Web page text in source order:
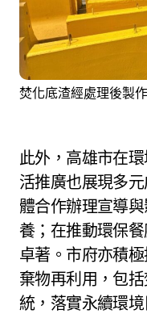
焚化底渣經處理後製
此外，高雄市在
活推廣也展現多
體合作辦理宣導
養；在推動環保
卓著。市府亦積
棄物再利用，包
統，落實永續環境